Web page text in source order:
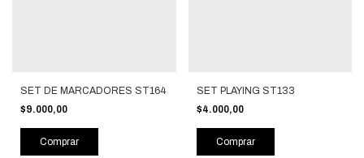
SET DE MARCADORES ST164
$9.000,00
Comprar
SET PLAYING ST133
$4.000,00
Comprar